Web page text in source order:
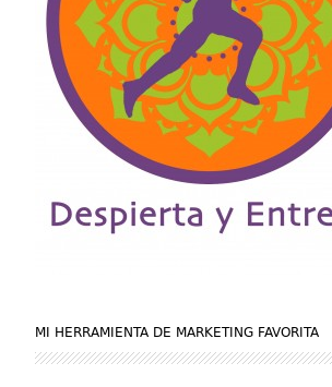
MI HERRAMIENTA DE MARKETING FAVORITA